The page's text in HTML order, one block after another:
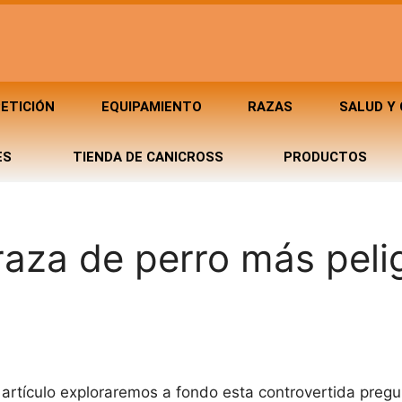
EQUIPAMIENTO RAZAS SALUD Y
TIENDA DE CANICROSS PRODUCTOS
de perro más
exploraremos a fondo esta controvertida